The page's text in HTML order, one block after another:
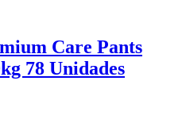
Care Pants
78 Unidades